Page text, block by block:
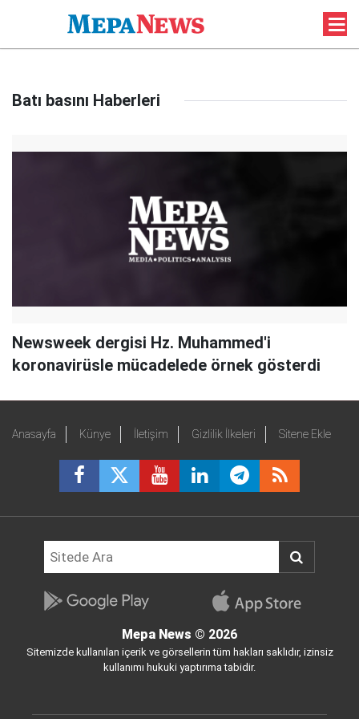
Batı basını Haberleri
Newsweek dergisi Hz. Muhammed'i
koronavirüsle mücadelede örnek gösterdi
Anasayfa Künye İletişim Gizlilik İlkeleri Sitene Ekle
Mepa News © 2026
Sitemizde kullanılan içerik ve görsellerin tüm hakları saklıdır, izinsiz
kullanımı hukuki yaptırıma tabidir.